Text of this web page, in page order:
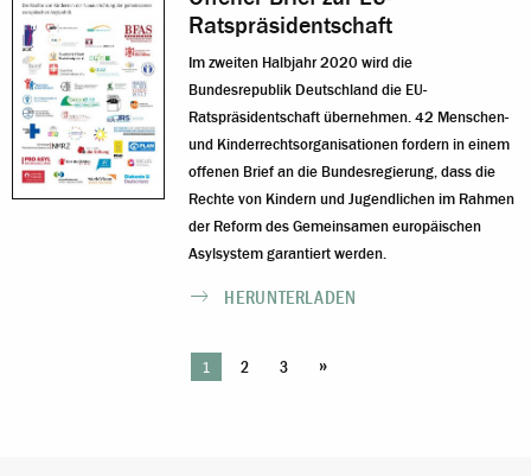
Ratspräsidentschaft
Im zweiten Halbjahr 2020 wird die
Bundesrepublik Deutschland die EU-
Ratspräsidentschaft übernehmen. 42 Menschen-
und Kinderrechtsorganisationen fordern in einem
offenen Brief an die Bundesregierung, dass die
Rechte von Kindern und Jugendlichen im Rahmen
der Reform des Gemeinsamen europäischen
Asylsystem garantiert werden.
HERUNTERLADEN
1 2 3 »